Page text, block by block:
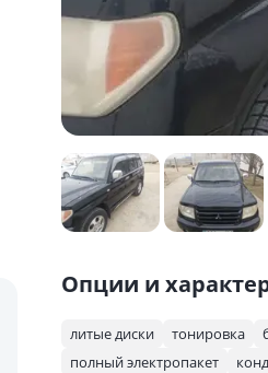
Опции и
литые диски тонировка
полный электропакет